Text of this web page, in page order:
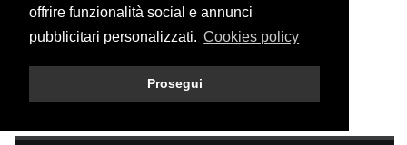
offrire funzionalità social e annunci
pubblicitari personalizzati. Cookies policy
Prosegui
UFFICIO VENDITE:
INVIAMI IL NUMERO DI TELEFONO